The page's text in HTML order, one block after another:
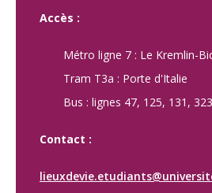
Accès :
Métro ligne 7 : Le Kremlin-
Tram T3a : Porte d'Italie
Bus : lignes 47, 125, 131, 323
Contact :